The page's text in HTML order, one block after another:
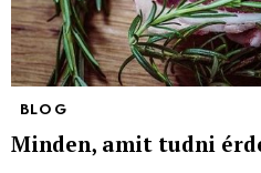
BLOG
Minden, amit tudni